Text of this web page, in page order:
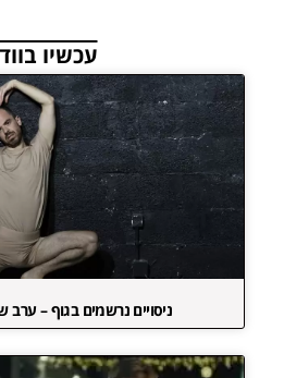
עכשיו
ניסויים נרשמים בגוף –